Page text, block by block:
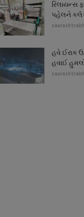
રિલાયન્સ
પહેલને
હવે ઈરાક
હવાઈ